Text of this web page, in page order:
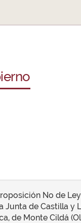
No de
Junta de Castilla
de Monte Cildá